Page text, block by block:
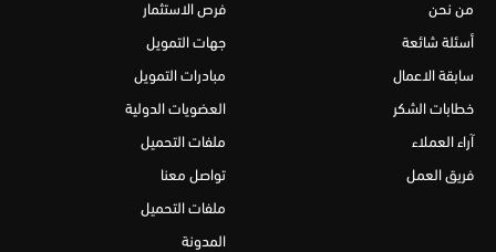
من نحن
أسئلة شائعة
سابقة الاعمال
خطابات الشكر
آراء العملاء
فريق العمل
فرص الاستثمار
جهات التمويل
مبادرات التمويل
العضويات الدولية
ملفات التحميل
تواصل معنا
ملفات التحميل
المدونة